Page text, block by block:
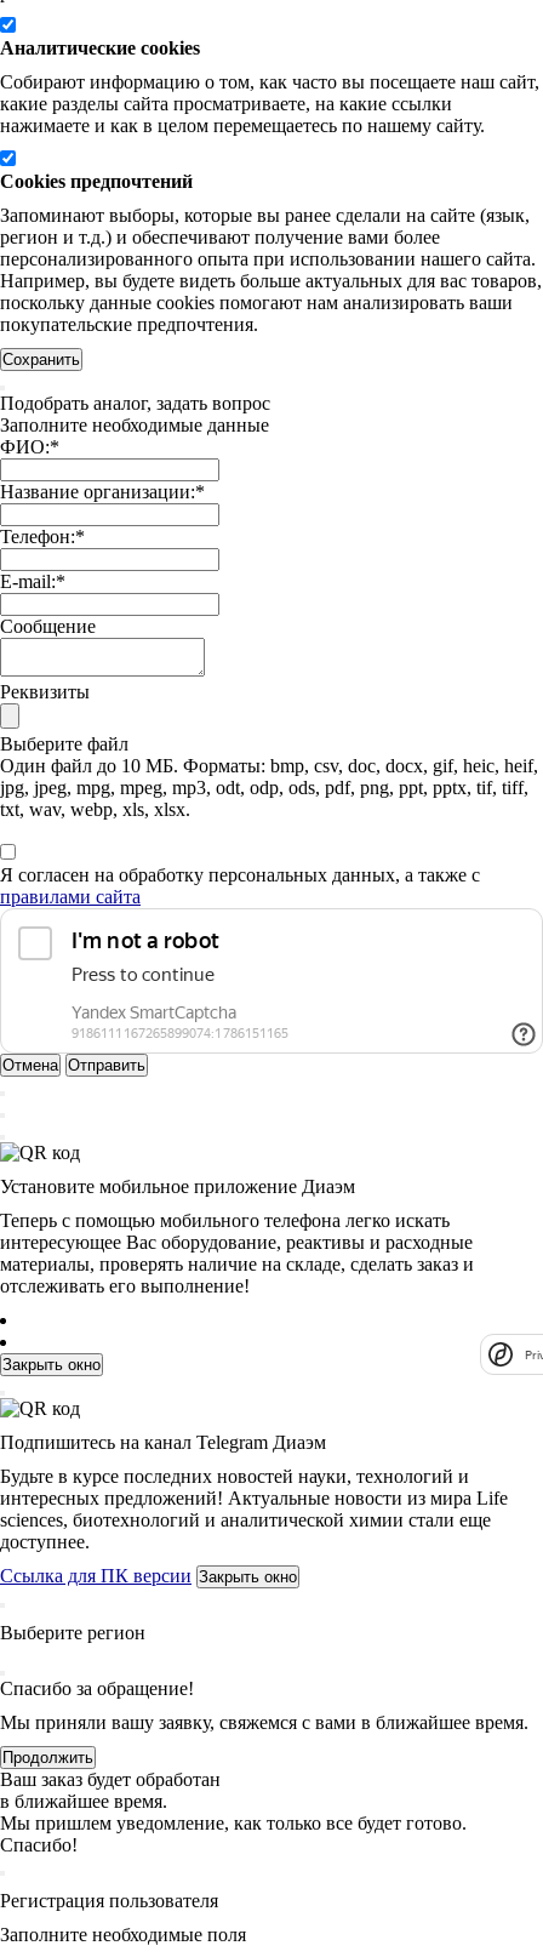
Аналитические cookies
Собирают информацию о том, как часто вы посещаете наш сайт,
какие разделы сайта просматриваете, на какие ссылки
нажимаете и как в целом перемещаетесь по нашему сайту.
Cookies предпочтений
Запоминают выборы, которые вы ранее сделали на сайте (язык,
регион и т.д.) и обеспечивают получение вами более
персонализированного опыта при использовании нашего сайта.
Например, вы будете видеть больше актуальных для вас товаров,
поскольку данные cookies помогают нам анализировать ваши
покупательские предпочтения.
Сохранить
Подобрать аналог, задать вопрос
Заполните необходимые данные
ФИО:*
Название организации:*
Телефон:*
E-mail:*
Сообщение
Реквизиты
Выберите файл
Один файл до 10 МБ. Форматы: bmp, csv, doc, docx, gif, heic, heif,
jpg, jpeg, mpg, mpeg, mp3, odt, odp, ods, pdf, png, ppt, pptx, tif, tiff,
txt, wav, webp, xls, xlsx.
Я согласен на обработку персональных данных, а также с
правилами сайта
Отмена Отправить
Установите мобильное приложение Диаэм
Теперь с помощью мобильного телефона легко искать
интересующее Вас оборудование, реактивы и расходные
материалы, проверять наличие на складе, сделать заказ и
отслеживать его выполнение!
Закрыть окно
Подпишитесь на канал Telegram Диаэм
Будьте в курсе последних новостей науки, технологий и
интересных предложений! Актуальные новости из мира Life
sciences, биотехнологий и аналитической химии стали еще
доступнее.
Ссылка для ПК версии Закрыть окно
Выберите регион
Спасибо за обращение!
Мы приняли вашу заявку, свяжемся с вами в ближайшее время.
Продолжить
Ваш заказ будет обработан
в ближайшее время.
Мы пришлем уведомление, как только все будет готово.
Спасибо!
Регистрация пользователя
Заполните необходимые поля